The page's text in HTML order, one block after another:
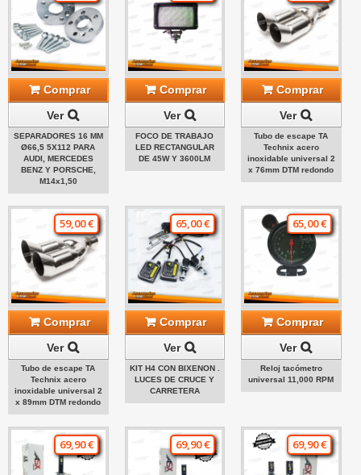
Comprar
Ver
SEPARADORES 16 MM
Ø66,5 5X112 PARA
AUDI, MERCEDES
BENZ Y PORSCHE,
M14x1,50
Comprar
Ver
FOCO DE TRABAJO
LED RECTANGULAR
DE 45W Y 3600LM
Comprar
Ver
Tubo de escape TA
Technix acero
inoxidable universal 2
x 76mm DTM redondo
59,00 €
Comprar
Ver
Tubo de escape TA
Technix acero
inoxidable universal 2
x 89mm DTM redondo
65,00 €
Comprar
Ver
KIT H4 CON BIXENON .
LUCES DE CRUCE Y
CARRETERA
65,00 €
Comprar
Ver
Reloj tacómetro
universal 11,000 RPM
69,90 € 69,90 € 69,90 €